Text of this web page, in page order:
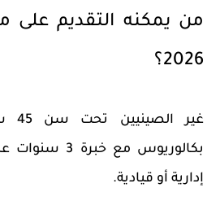
2026؟
بكالوريوس مع
إدارية أو قيادية.